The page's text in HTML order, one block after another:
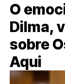
O
Dilma,
sobre
Aqui